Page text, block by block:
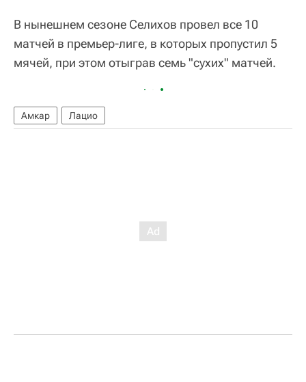
В нынешнем сезоне Селихов провел все 10
матчей в премьер-лиге, в которых пропустил 5
мячей, при этом отыграв семь "сухих" матчей.
Амкар Лацио